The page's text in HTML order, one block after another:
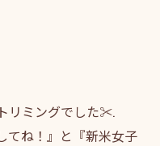
リミングでした✂️.
てね！』と『新米女子